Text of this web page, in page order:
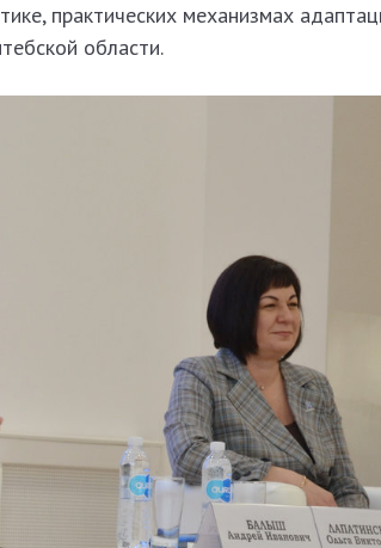
практических механизмах
области.